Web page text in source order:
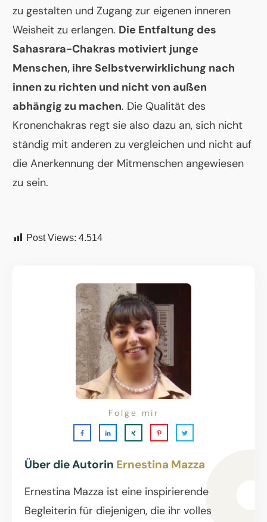
zu gestalten und Zugang zur eigenen inneren
Weisheit zu erlangen. Die Entfaltung des
Sahasrara-Chakras motiviert junge
Menschen, ihre Selbstverwirklichung nach
innen zu richten und nicht von außen
abhängig zu machen. Die Qualität des
Kronenchakras regt sie also dazu an, sich nicht
ständig mit anderen zu vergleichen und nicht auf
die Anerkennung der Mitmenschen angewiesen
zu sein.
Post Views: 4.514
Über die Autorin Ernestina Mazza
Ernestina Mazza ist eine inspirierende
Begleiterin für diejenigen, die ihr volles
Folge mir